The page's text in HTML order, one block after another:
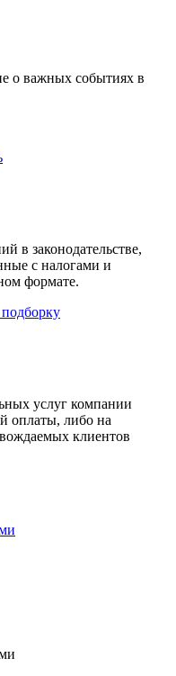
о важных событиях в
в законодательстве,
с налогами и
формате.
подборку
услуг компании
оплаты, либо на
клиентов